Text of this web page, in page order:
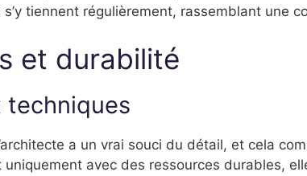
tiennent régulièrement, rassemblant une
et durabilité
techniques
a un vrai souci du détail, et cela
uniquement avec des ressources durables,